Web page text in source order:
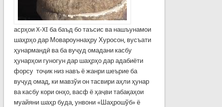
асрҳои X-XI ба баъд бо таъсис ва нашъунамои
шаҳрҳо дар Мовароуннаҳру Хуросон, вусъати
ҳунармандӣ ва ба вуҷуд омадани касбу
ҳунарҳои гуногун дар шаҳрҳо дар адабиёти
форсу тоҷик низ навъ ё жанри шеърие ба
вуҷуд омад, ки мавзўи он тасвири аҳли ҳунар
ва касбу кори онҳо, васф ё ҳаҷви табақаҳои
муайяни шаҳр буда, унвони «Шаҳрошўб» ё